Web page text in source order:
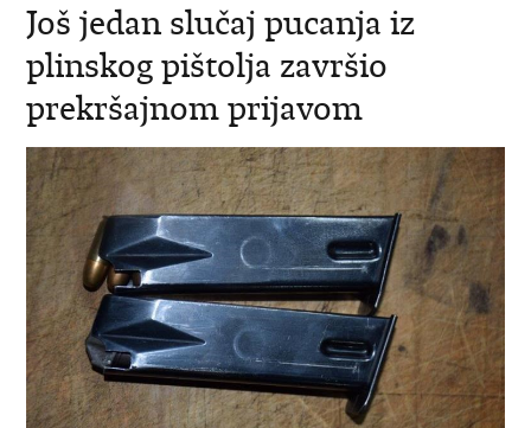
Još jedan slučaj pucanja iz
plinskog pištolja završio
prekršajnom prijavom